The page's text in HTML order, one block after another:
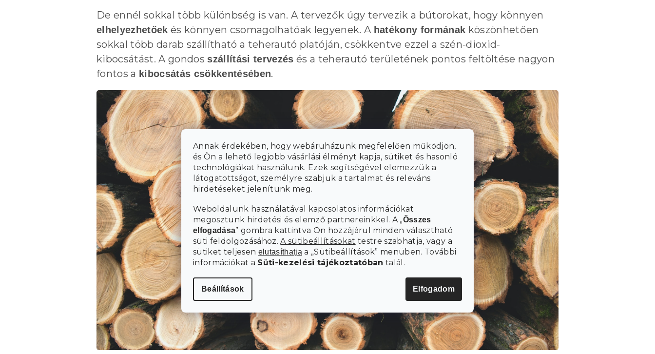
Annak érdekében, hogy webáruházunk megfelelően működjön,
és Ön a lehető legjobb vásárlási élményt kapja, sütiket és hasonló
technológiákat használunk. Ezek segítségével elemezzük a
látogatottságot, személyre szabjuk a tartalmat és releváns
hirdetéseket jelenítünk meg.
Weboldalunk használatával kapcsolatos információkat
megosztunk hirdetési és elemző partnereinkkel. A „Összes
elfogadása” gombra kattintva Ön hozzájárul minden választható
süti feldolgozásához.A sütibeállításokat testre szabhatja, vagy a
sütiket teljesen elutasíthatja a „Sütibeállítások” menüben. További
információkat a Süti-kezelési tájékoztatóban talál.
Beállítások Elfogadom
De ennél sokkal több különbség is van. A tervezők úgy tervezik a bútorokat, hogy könnyen
elhelyezhetőek és könnyen csomagolhatóak legyenek. A hatékony formának köszönhetően
sokkal több darab szállítható a teherautó platóján, csökkentve ezzel a szén-dioxid-
kibocsátást. A gondos szállítási tervezés és a teherautó területének pontos feltöltése nagyon
fontos a kibocsátás csökkentésében.